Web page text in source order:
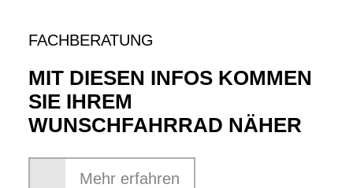
FACHBERATUNG
MIT DIESEN INFOS KOMMEN
SIE IHREM
WUNSCHFAHRRAD NÄHER
Mehr erfahren